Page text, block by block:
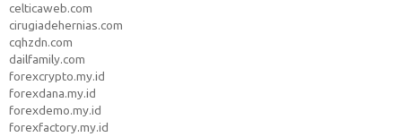
celticaweb.com
cirugiadehernias.com
cqhzdn.com
dailfamily.com
forexcrypto.my.id
forexdana.my.id
forexdemo.my.id
forexfactory.my.id